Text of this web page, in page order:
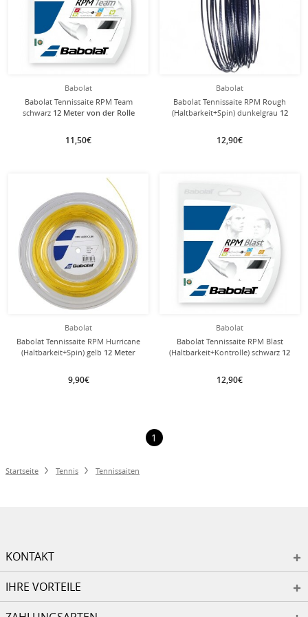
Babolat
Babolat Tennissaite RPM Team
schwarz12 Meter von der Rolle
11,50€
Babolat
Babolat Tennissaite RPM Rough
(Haltbarkeit+Spin) dunkelgrau 12
12,90€
Babolat
Babolat Tennissaite RPM Hurricane
(Haltbarkeit+Spin) gelb 12 Meter
9,90€
Babolat
Babolat Tennissaite RPM Blast
(Haltbarkeit+Kontrolle) schwarz 12
12,90€
1
Startseite Tennis Tennissaiten
KONTAKT
IHRE VORTEILE